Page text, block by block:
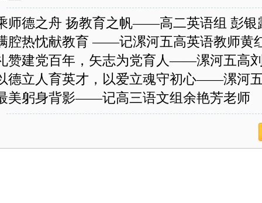
师德之舟 扬教育之帆——高二英语组 彭银
腔热忱献教育 ——记漯河五高英语教师黄
赞建党百年，矢志为党育人——漯河五高
德立人育英才，以爱立魂守初心——漯河
美躬身背影——记高三语文组余艳芳老师